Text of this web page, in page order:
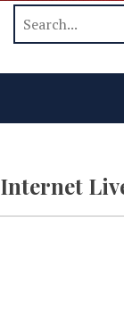
Internet